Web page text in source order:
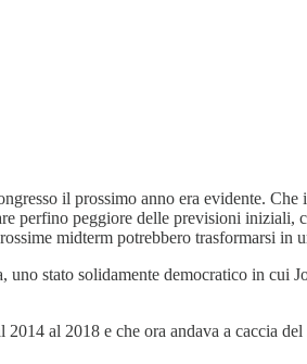
il prossimo anno era evidente. Che
perfino peggiore delle previsioni iniziali,
midterm potrebbero trasformarsi in
stato solidamente democratico in cui
al 2018 e che ora andava a caccia del